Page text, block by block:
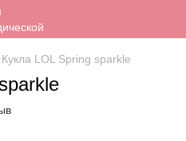
Кукла LOL Spring sparkle